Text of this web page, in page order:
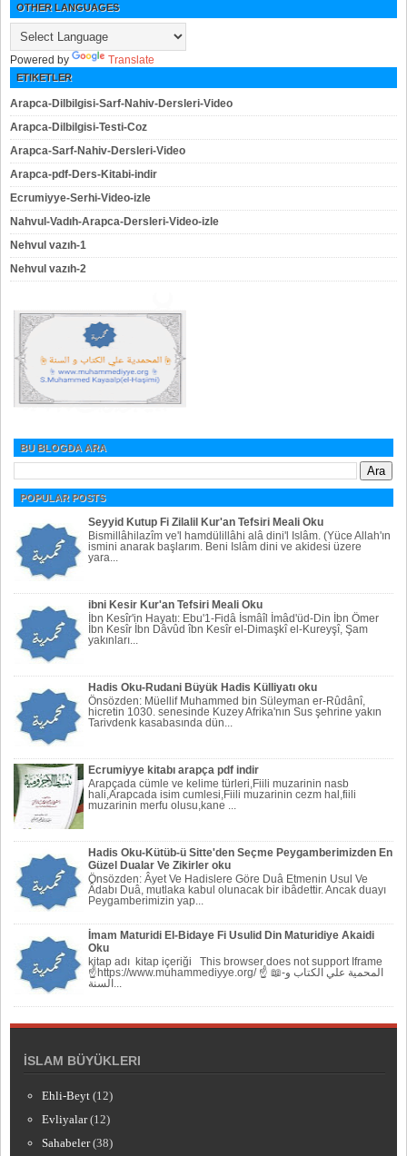
OTHER LANGUAGES
Powered by Translate
ETIKETLER
Arapca-Dilbilgisi-Sarf-Nahiv-Dersleri-Video
Arapca-Dilbilgisi-Testi-Coz
Arapca-Sarf-Nahiv-Dersleri-Video
Arapca-pdf-Ders-Kitabi-indir
Ecrumiyye-Serhi-Video-izle
Nahvul-Vadıh-Arapca-Dersleri-Video-izle
Nehvul vazıh-1
Nehvul vazıh-2
BU BLOGDA ARA
POPULAR POSTS
Seyyid Kutup Fi Zilalil Kur'an Tefsiri Meali Oku
Bismillâhilazîm ve'l hamdülillâhi alâ dini'l Islâm. (Yüce Allah'ın
ismini anarak başlarım. Beni Islâm dini ve akidesi üzere
yara...
ibni Kesir Kur'an Tefsiri Meali Oku
İbn Kesîr'in Hayatı: Ebu'1-Fidâ İsmâîl İmâd'üd-Din İbn Ömer
İbn Kesîr İbn Dâvûd îbn Kesîr el-Dimaşkî el-Kureyşî, Şam
yakınları...
Hadis Oku-Rudani Büyük Hadis Külliyatı oku
Önsözden: Müellif Muhammed bin Süleyman er-Rûdânî,
hicretin 1030. senesinde Kuzey Afrika'nın Sus şehrine yakın
Tarivdenk kasabasında dün...
Ecrumiyye kitabı arapça pdf indir
Arapçada cümle ve kelime türleri,Fiili muzarinin nasb
hali,Arapcada isim cumlesi,Fiili muzarinin cezm hal,fiili
muzarinin merfu olusu,kane ...
Hadis Oku-Kütüb-ü Sitte'den Seçme Peygamberimizden En
Güzel Dualar Ve Zikirler oku
Önsözden: Âyet Ve Hadislere Göre Duâ Etmenin Usul Ve
Âdabı Duâ, mutlaka kabul olunacak bir ibâdettir. Ancak duayı
Peygamberi­mizin yap...
İmam Maturidi El-Bidaye Fi Usulid Din Maturidiye Akaidi
Oku
kitap adı kitap içeriği This browser does not support Iframe
☝https://www.muhammediyye.org/ ☝ 📖-المحمية علي الكتاب و
السنة...
İSLAM BÜYÜKLERI
Ehli-Beyt (12)
Evliyalar (12)
Sahabeler (38)